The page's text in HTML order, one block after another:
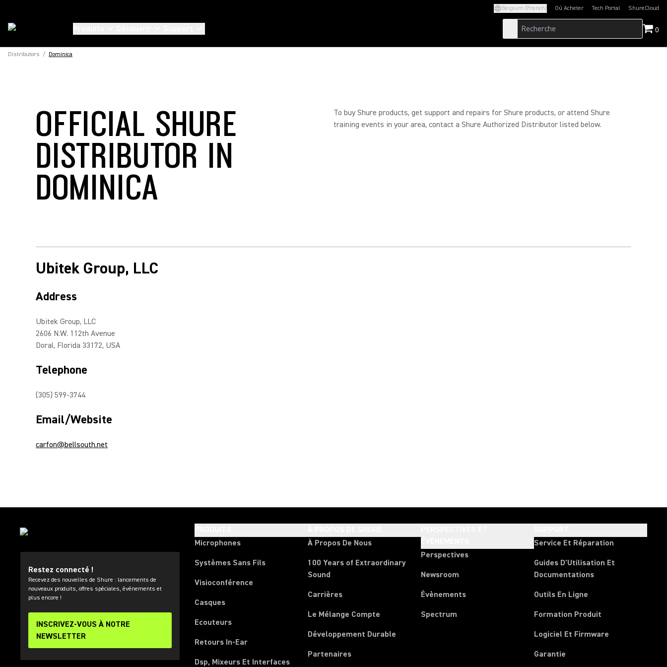
Belgium (French) Où Acheter Tech Portal
(Opens in a new tab)ShureCloud
(Opens in a new
0
Distributors / Dominica
OFFICIAL SHURE
DISTRIBUTOR IN
DOMINICA
To buy Shure products, get support and repairs for Shure products, or attend Shure
training events in your area, contact a Shure Authorized Distributor listed below.
Ubitek Group, LLC
Address
Ubitek Group, LLC
2606 N.W. 112th Avenue
Doral, Florida 33172, USA
Telephone
(305) 599-3744
Email/Website
carfon@bellsouth.net
Restez connecté !
Recevez des nouvelles de Shure : lancements de
nouveaux produits, offres spéciales, événements et
plus encore !
INSCRIVEZ-VOUS À NOTRE
NEWSLETTER
Microphones
Systèmes Sans Fils
Visioconférence
Casques
Ecouteurs
Retours In-Ear
Dsp, Mixeurs Et Interfaces
À Propos De Nous
100 Years of Extraordinary
Sound
Carrières
Le Mélange Compte
Développement Durable
Partenaires
Perspectives
Newsroom
Évènements
Spectrum
Service Et Réparation
Guides D'Utilisation Et
Documentations
Outils En Ligne
Formation Produit
Logiciel Et Firmware
Garantie